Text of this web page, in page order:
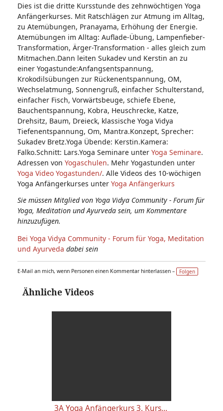
Dies ist die dritte Kursstunde des zehnwöchtigen Yoga
Anfängerkurses. Mit Ratschlägen zur Atmung im Alltag,
zu Atemübungen, Pranayama, Erhöhung der Energie.
Atemübungen im Alltag: Auflade-Übung, Lampenfieber-
Transformation, Ärger-Transformation - alles gleich zum
Mitmachen.Dann leiten Sukadev und Kerstin an zu
einer Yogastunde:Anfangsentspannung,
Krokodilsübungen zur Rückenentspannung, OM,
Wechselatmung, Sonnengruß, einfacher Schulterstand,
einfacher Fisch, Vorwärtsbeuge, schiefe Ebene,
Bauchentspannung, Kobra, Heuschrecke, Katze,
Drehsitz, Baum, Dreieck, klassische Yoga Vidya
Tiefenentspannung, Om, Mantra.Konzept, Sprecher:
Sukadev Bretz.Yoga Übende: Kerstin.Kamera:
Falko.Schnitt: Lars.Yoga Seminare unter Yoga Seminare.
Adressen von Yogaschulen. Mehr Yogastunden unter
Yoga Video Yogastunden/. Alle Videos des 10-wöchigen
Yoga Anfängerkurses unter Yoga Anfängerkurs
Sie müssen Mitglied von Yoga Vidya Community - Forum für
Yoga, Meditation und Ayurveda sein, um Kommentare
hinzuzufügen.
Bei Yoga Vidya Community - Forum für Yoga, Meditation
und Ayurveda dabei sein
E-Mail an mich, wenn Personen einen Kommentar hinterlassen – Folgen
Ähnliche Videos
3A Yoga Anfängerkurs 3. Kursstunde